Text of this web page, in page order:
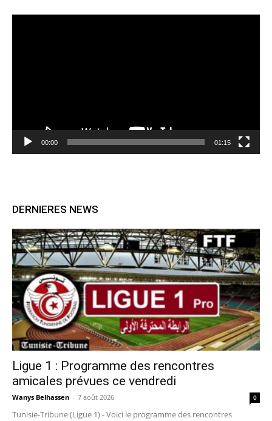
00:00 01:15
DERNIERES NEWS
Ligue 1 : Programme des rencontres
amicales prévues ce vendredi
Wanys Belhassen - 7 août 2026 0
Tunisie-Tribune (Ligue 1) - Voici le programme des rencontres